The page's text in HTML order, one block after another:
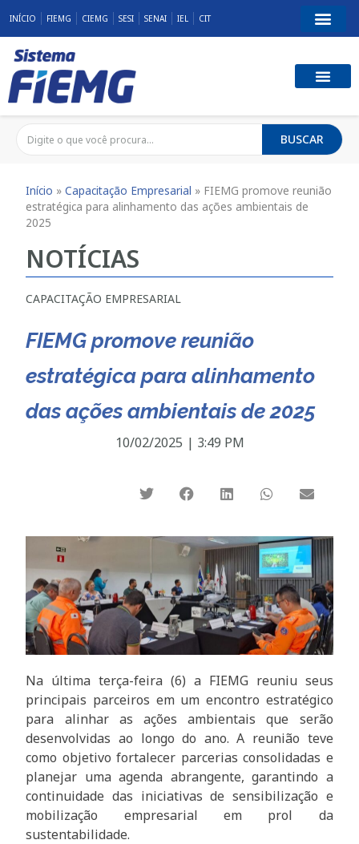
INÍCIO FIEMG CIEMG SESI SENAI IEL CIT
BUSCAR
Início »Capacitação Empresarial » FIEMG promove reunião
estratégica para alinhamento das ações ambientais de
2025
NOTÍCIAS
CAPACITAÇÃO EMPRESARIAL
FIEMG promove reunião
estratégica para alinhamento
das ações ambientais de 2025
10/02/2025 | 3:49 PM
Na última terça-feira (6) a FIEMG reuniu seus
principais parceiros em um encontro estratégico
para alinhar as ações ambientais que serão
desenvolvidas ao longo do ano. A reunião teve
como objetivo fortalecer parcerias consolidadas e
planejar uma agenda abrangente, garantindo a
continuidade das iniciativas de sensibilização e
mobilização empresarial em prol da
sustentabilidade.